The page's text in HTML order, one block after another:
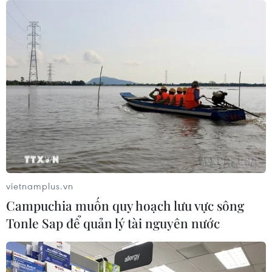
Lần đầu tiên tổ chức Festival Võ
thuật quốc tế tại Hoàng thành Thăng
Long
07/08/2026 15:36
Sân chơi học đường giúp học sinh
rèn kỹ năng sống qua từng bước
nhảy
07/08/2026 11:38
Xem trực tiếp Việt Nam-Campuchia
tại ASEAN Cup 2026 trên kênh nào?
07/08/2026 09:49
vietnamplus.vn
Campuchia muốn quy hoạch lưu vực sông
Tonle Sap để quản lý tài nguyên nước